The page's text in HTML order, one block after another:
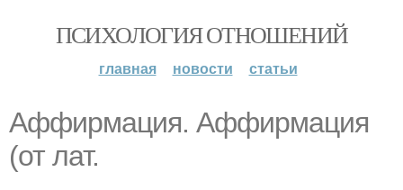
ПСИХОЛОГИЯ ОТНОШЕНИЙ
главная новости статьи
Аффирмация. Аффирмация
(от лат.